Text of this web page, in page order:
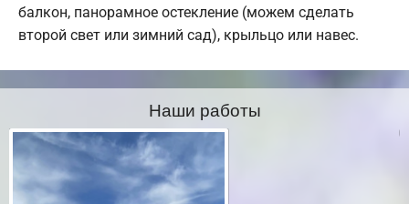
балкон, панорамное остекление (можем сделать
второй свет или зимний сад), крыльцо или навес.
Наши работы